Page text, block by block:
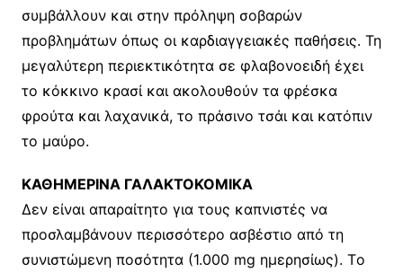
συμβάλλουν και στην πρόληψη σοβαρών
προβλημάτων όπως οι καρδιαγγειακές παθήσεις. Τη
μεγαλύτερη περιεκτικότητα σε φλαβονοειδή έχει
το κόκκινο κρασί και ακολουθούν τα φρέσκα
φρούτα και λαχανικά, το πράσινο τσάι και κατόπιν
το μαύρο.
KΑΘΗΜΕΡΙΝΑ ΓΑΛΑΚΤΟΚΟΜΙΚΑ
Δεν είναι απαραίτητο για τους καπνιστές να
προσλαμβάνουν περισσότερο ασβέστιο από τη
συνιστώμενη ποσότητα (1.000 mg ημερησίως). Tο